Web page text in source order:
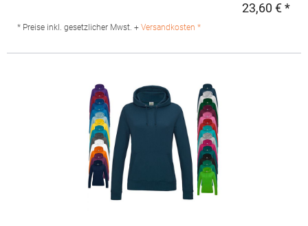
Glatte und weiche Oberfläche aus 100 % Baumwolle In
WW34BHersteller: The Cotton Group SA Drève Richelle 161
Waterloo Office Park Building O, box 5 1410 Waterloo Belgien E-
Mail: info@bc-collection.eu
23,60 € *
* Preise inkl. gesetzlicher Mwst. + Versandkosten *